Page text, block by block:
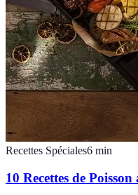
Recettes Spéciales6 min
10 Recettes de